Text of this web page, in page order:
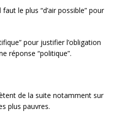
le plus “d’air possible” pour
pour justifier l’obligation
réponse “politique”.
de la suite notamment sur
plus pauvres.